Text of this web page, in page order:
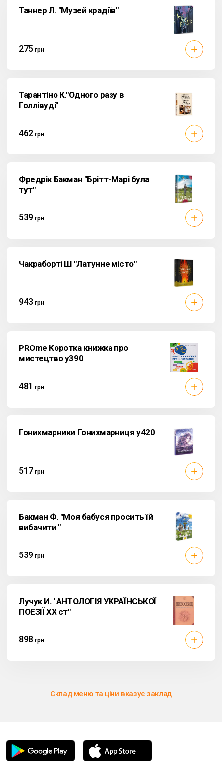
Таннер Л. "Музей крадіїв"
275 грн
Тарантіно К."Одного разу в
Голлівуді"
462 грн
Фредрік Бакман "Брітт-Марі була
тут"
539 грн
Чакраборті Ш "Латунне місто"
943 грн
PROme Коротка книжка про
мистецтво у390
481 грн
Гонихмарники Гонихмарниця у420
517 грн
Бакман Ф. "Моя бабуся просить їй
вибачити "
539 грн
Лучук И. "АНТОЛОГІЯ УКРАЇНСЬКОЇ
ПОЕЗІЇ ХХ ст"
898 грн
Склад меню та ціни вказує заклад